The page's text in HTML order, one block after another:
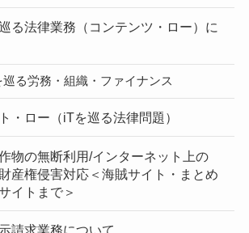
る法律業務（コンテンツ・ロー）に
巡る労務・組織・ファイナンス
・ロー（iTを巡る法律問題）
物の無断利用/インターネット上の
産権侵害対応＜海賊サイト・まとめ
イトまで＞
請求業務について